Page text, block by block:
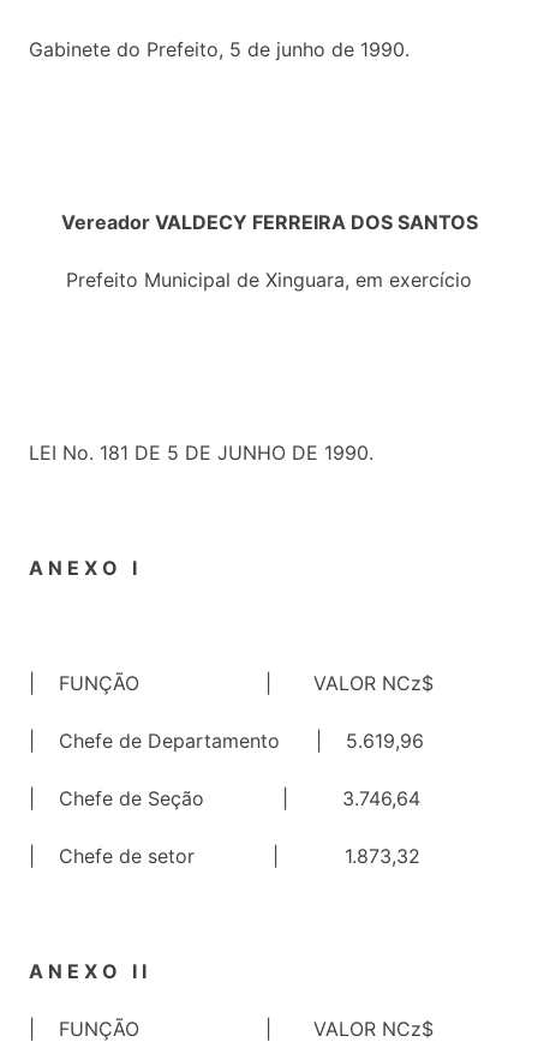
Gabinete do Prefeito, 5 de junho de 1990.
Vereador VALDECY FERREIRA DOS SANTOS
Prefeito Municipal de Xinguara, em exercício
LEI No. 181 DE 5 DE JUNHO DE 1990.
A N E X O I
| FUNÇÃO | VALOR NCz$
| Chefe de Departamento | 5.619,96
| Chefe de Seção | 3.746,64
| Chefe de setor | 1.873,32
A N E X O I I
| FUNÇÃO | VALOR NCz$